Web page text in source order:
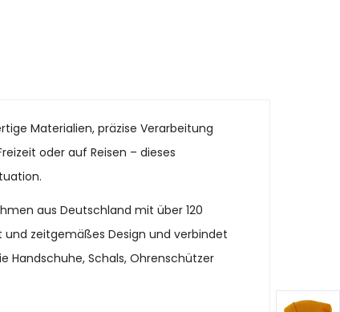
Materialien, präzise Verarbeitung
oder auf Reisen – dieses
aus Deutschland mit über 120
zeitgemäßes Design und verbindet
Handschuhe, Schals, Ohrenschützer